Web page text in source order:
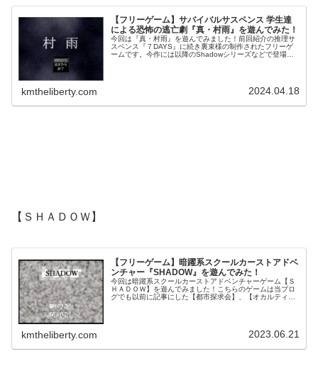
【フリーゲーム】サバイバルサスペンス 学生達
による恐怖の逃亡劇『真・村雨』を遊んでみた！
今回は『真・村雨』を遊んでみました！前回紹介の推理サ
スペンス『７DAYS』に続き裏束様の制作されたフリーゲ
ームです。今作には以降のShadowシリーズなどで登場す
kmtheliberty.com 2024.04.18
【ＳＨＡＤＯＷ】
【フリーゲーム】暗躍系スクールカーストアドベ
ンチャー『SHADOW』を遊んでみた！
今回は暗躍系スクールカーストアドベンチャーゲーム【Ｓ
ＨＡＤＯＷ】を遊んでみました！こちらのゲームは当ブロ
グでも以前に記事にした【都市探求会】、【オカルティッ
kmtheliberty.com 2023.06.21